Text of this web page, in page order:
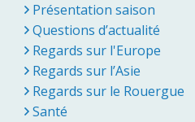
Présentation saison
Questions d’actualité
Regards sur l'Europe
Regards sur l’Asie
Regards sur le Rouergue
Santé